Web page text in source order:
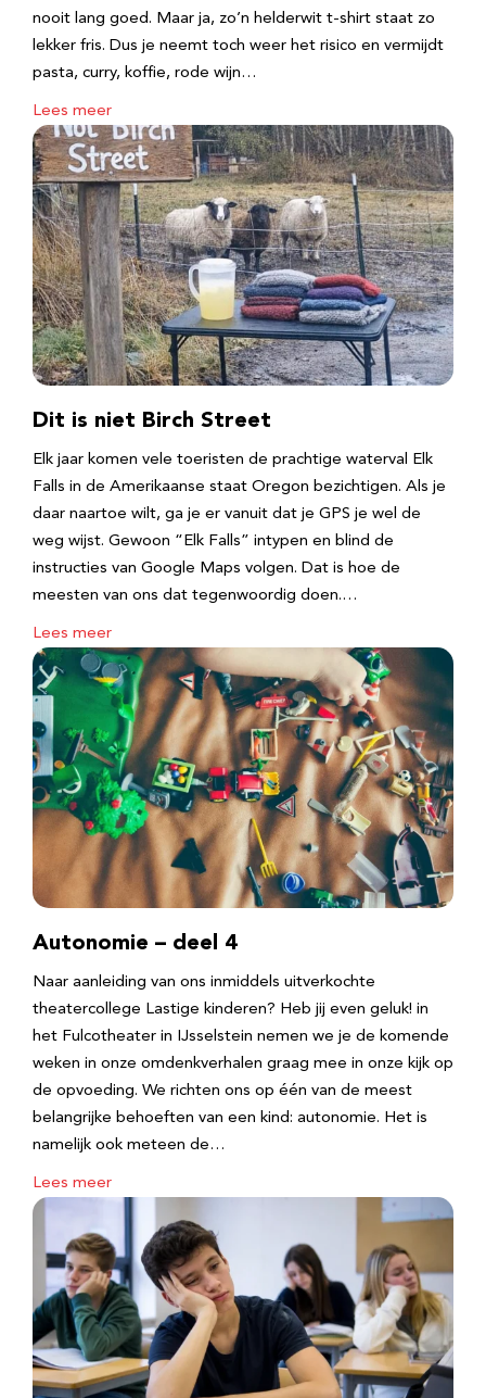
nooit lang goed. Maar ja, zo’n helderwit t-shirt staat zo
lekker fris. Dus je neemt toch weer het risico en vermijdt
pasta, curry, koffie, rode wijn…
Lees meer
Dit is niet Birch Street
Elk jaar komen vele toeristen de prachtige waterval Elk
Falls in de Amerikaanse staat Oregon bezichtigen. Als je
daar naartoe wilt, ga je er vanuit dat je GPS je wel de
weg wijst. Gewoon “Elk Falls” intypen en blind de
instructies van Google Maps volgen. Dat is hoe de
meesten van ons dat tegenwoordig doen.…
Lees meer
Autonomie – deel 4
Naar aanleiding van ons inmiddels uitverkochte
theatercollege Lastige kinderen? Heb jij even geluk! in
het Fulcotheater in IJsselstein nemen we je de komende
weken in onze omdenkverhalen graag mee in onze kijk op
de opvoeding. We richten ons op één van de meest
belangrijke behoeften van een kind: autonomie. Het is
namelijk ook meteen de…
Lees meer